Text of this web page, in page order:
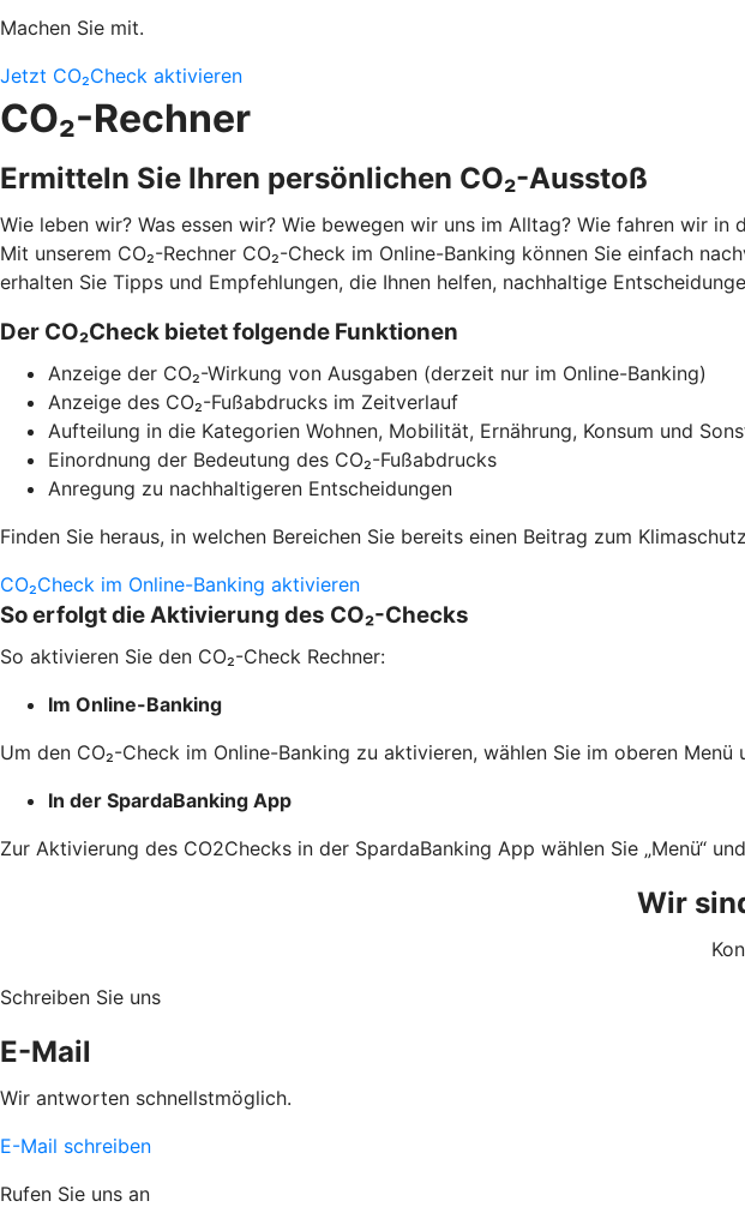
Machen Sie mit.
Jetzt CO₂Check aktivieren
CO₂-Rechner
Ermitteln Sie Ihren persönlichen CO₂-Ausstoß
Wie leben wir? Was essen wir? Wie bewegen wir uns im Alltag? Wie fahren wir
Mit unserem CO₂-Rechner CO₂-Check im Online-Banking können Sie einfach
erhalten Sie Tipps und Empfehlungen, die Ihnen helfen, nachhaltige
Der CO₂Check bietet folgende Funktionen
Anzeige der CO₂-Wirkung von Ausgaben (derzeit nur im Online-Banking)
Anzeige des CO₂-Fußabdrucks im Zeitverlauf
Aufteilung in die Kategorien Wohnen, Mobilität, Ernährung, Konsum und
Einordnung der Bedeutung des CO₂-Fußabdrucks
Anregung zu nachhaltigeren Entscheidungen
Finden Sie heraus, in welchen Bereichen Sie bereits einen Beitrag zum
CO₂Check im Online-Banking aktivieren
So erfolgt die Aktivierung des CO₂-Checks
So aktivieren Sie den CO₂-Check Rechner:
Im Online-Banking
Um den CO₂-Check im Online-Banking zu aktivieren, wählen Sie im oberen Menü
In der SpardaBanking App
Zur Aktivierung des CO2Checks in der SpardaBanking App wählen Sie „Menü“
Wir
Schreiben Sie uns
E-Mail
Wir antworten schnellstmöglich.
E-Mail schreiben
Rufen Sie uns an